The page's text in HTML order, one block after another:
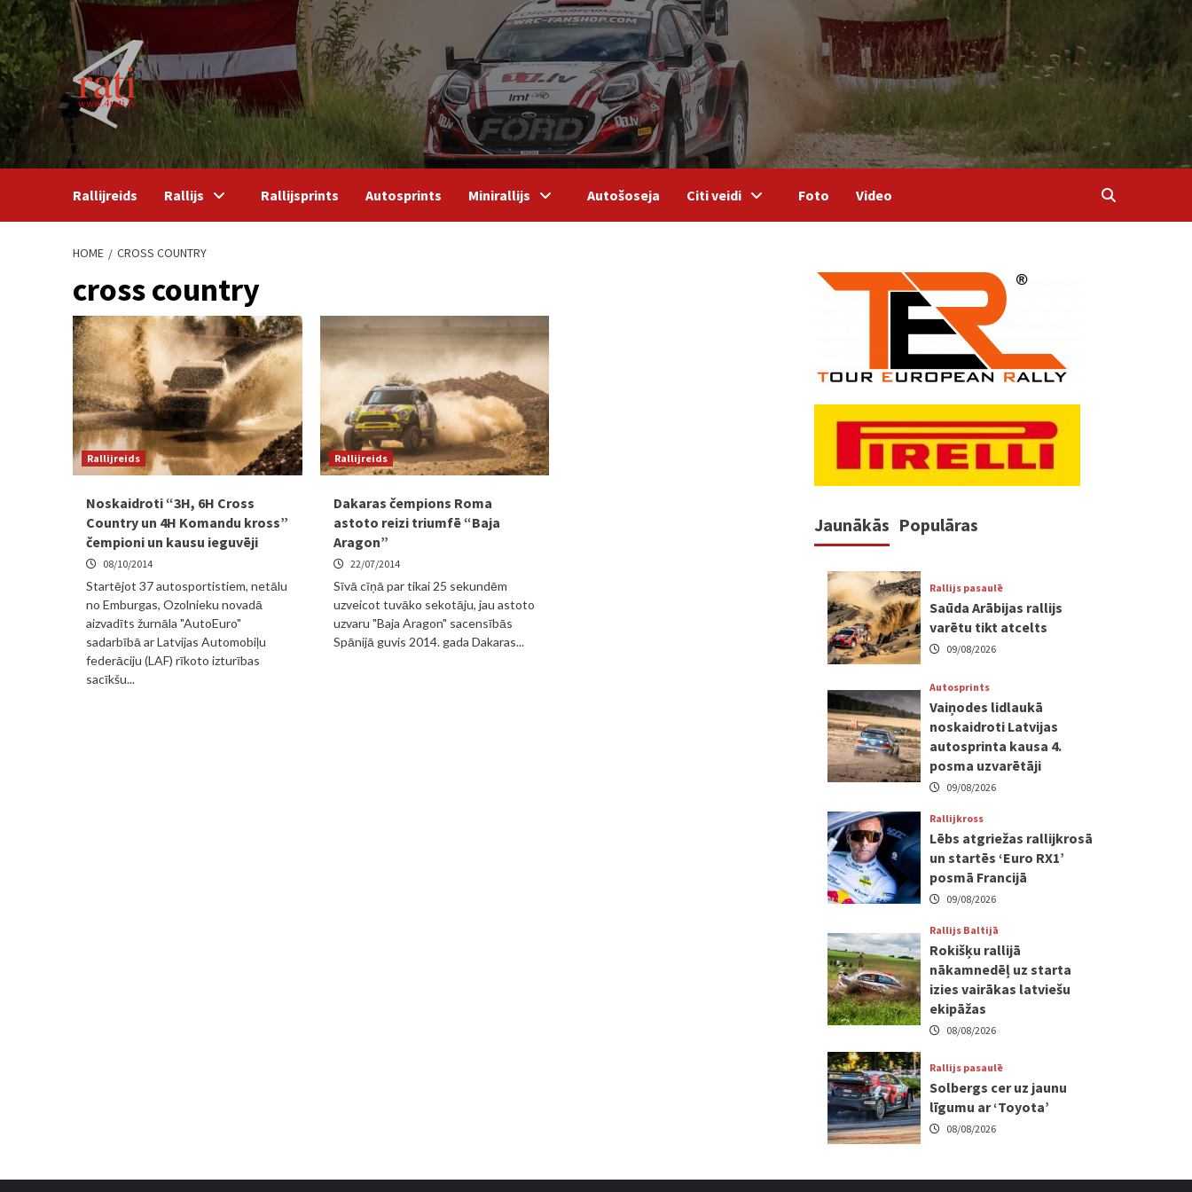
Skip
to
content
Rallijreids Rallijs Rallijsprints Autosprints Minirallijs Autošoseja Citi veidi Foto Video
HOME CROSS COUNTRY
cross country
Rallijreids
Noskaidroti “3H, 6H Cross
Country un 4H Komandu kross”
čempioni un kausu ieguvēji
08/10/2014
Startējot 37 autosportistiem, netālu
no Emburgas, Ozolnieku novadā
aizvadīts žurnāla "AutoEuro"
sadarbībā ar Latvijas Automobiļu
federāciju (LAF) rīkoto izturības
sacīkšu...
Rallijreids
Dakaras čempions Roma
astoto reizi triumfē “Baja
Aragon”
22/07/2014
Sīvā cīņā par tikai 25 sekundēm
uzveicot tuvāko sekotāju, jau astoto
uzvaru "Baja Aragon" sacensībās
Spānijā guvis 2014. gada Dakaras...
Jaunākās Populāras
Rallijs pasaulē
Saūda Arābijas rallijs
varētu tikt atcelts
09/08/2026
Autosprints
Vaiņodes lidlaukā
noskaidroti Latvijas
autosprinta kausa 4.
posma uzvarētāji
09/08/2026
Rallijkross
Lēbs atgriežas rallijkrosā
un startēs ‘Euro RX1’
posmā Francijā
09/08/2026
Rallijs Baltijā
Rokišķu rallijā
nākamnedēļ uz starta
izies vairākas latviešu
ekipāžas
08/08/2026
Rallijs pasaulē
Solbergs cer uz jaunu
līgumu ar ‘Toyota’
08/08/2026